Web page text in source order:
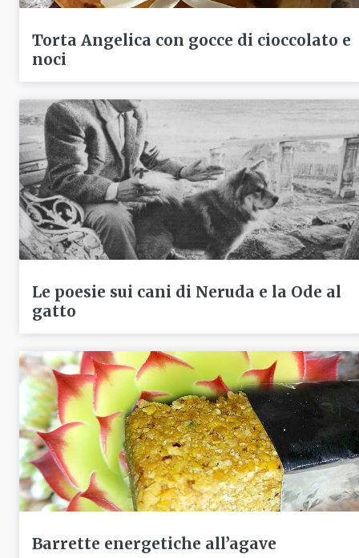
Torta Angelica con gocce di cioccolato e
noci
Le poesie sui cani di Neruda e la Ode al
gatto
Barrette energetiche all’agave